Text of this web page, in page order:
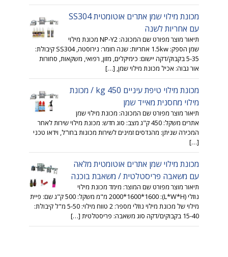
מכונת מילוי שמן אתרים אוטומטית SS304
עם אחריות לשנה
תיאור מוצר מפורט שם המכונה: NP-Y2 מכונת מילוי
שמן הספק: 1.5kw אחריות: שנה חומר: נירוסטה, SS304 קיבולת:
5-35 בקבוק/דקה יישום: כימיקלים, מזון, רפואי, משקאות, סחורות
אור גבוה: אכיל מכונת מילוי שמן, […]
מכונת מילוי טיפת עיניים 450 kg / מכונת
מילוי מחסנית מאייד שמן
תיאור מוצר מפורט שם המכונה: מכונת מילוי שמן
אתרים משקל: 450 ק"ג מצב: סוג חדש: מכונת מילוי שירות לאחר
המכירה שניתן: מהנדסים זמינים לשירות מכונות בחו"ל, וידאו טכני
[…]
מכונת מילוי שמן אתרים אוטומטית מלאה
עם משאבה פריסטלטית / משאבת בוכנה
תיאור מוצר מפורט שם המוצר: מימד מכונת מילוי
נוזלי (L*W*H): 2000*1600*1600 מ"מ משקל: 500 ק"ג שם: פיית
מילוי של מכונת מילוי נוזלי מספר: 2 טווח מילוי: 5-50 מ"ל קיבולת:
15-40 בקבוקים/דקה סוג משאבה: פריסטלטית […]